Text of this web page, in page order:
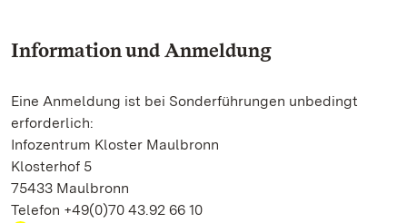
Information und Anmeldung
Eine Anmeldung ist bei Sonderführungen unbedingt
erforderlich:
Infozentrum Kloster Maulbronn
Klosterhof 5
75433 Maulbronn
Telefon +49(0)70 43.92 66 10